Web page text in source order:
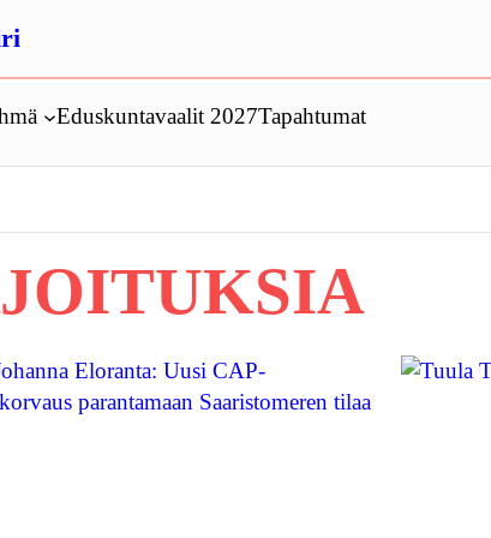
Eduskuntavaalit 2027Tapahtumat